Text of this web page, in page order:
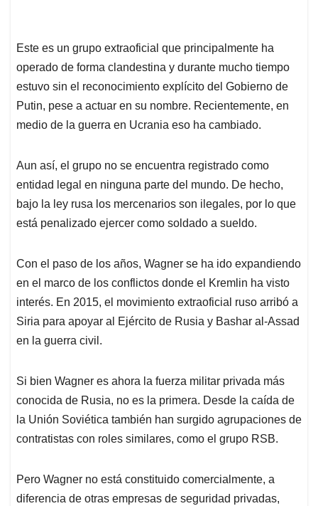
Este es un grupo extraoficial que principalmente ha
operado de forma clandestina y durante mucho tiempo
estuvo sin el reconocimiento explícito del Gobierno de
Putin, pese a actuar en su nombre. Recientemente, en
medio de la guerra en Ucrania eso ha cambiado.
Aun así, el grupo no se encuentra registrado como
entidad legal en ninguna parte del mundo. De hecho,
bajo la ley rusa los mercenarios son ilegales, por lo que
está penalizado ejercer como soldado a sueldo.
Con el paso de los años, Wagner se ha ido expandiendo
en el marco de los conflictos donde el Kremlin ha visto
interés. En 2015, el movimiento extraoficial ruso arribó a
Siria para apoyar al Ejército de Rusia y Bashar al-Assad
en la guerra civil.
Si bien Wagner es ahora la fuerza militar privada más
conocida de Rusia, no es la primera. Desde la caída de
la Unión Soviética también han surgido agrupaciones de
contratistas con roles similares, como el grupo RSB.
Pero Wagner no está constituido comercialmente, a
diferencia de otras empresas de seguridad privadas,